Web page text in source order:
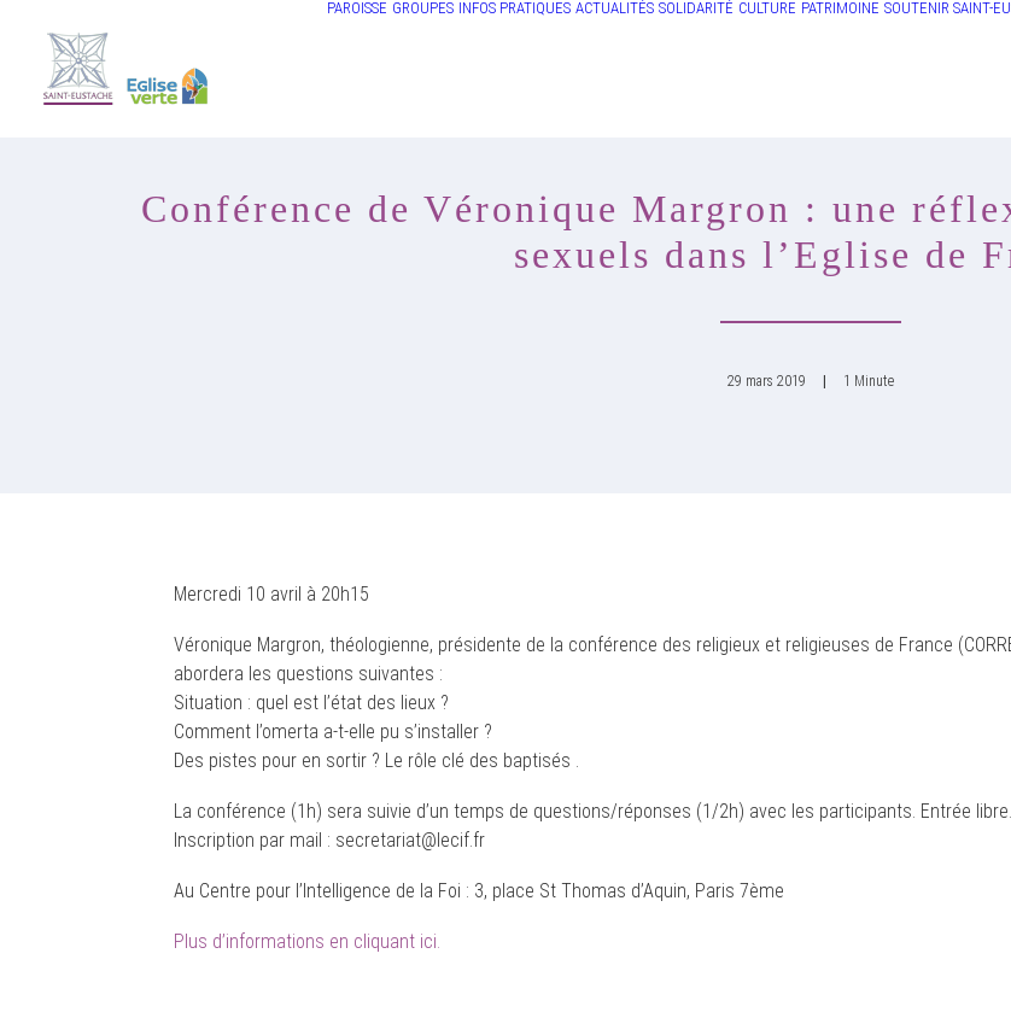
PAROISSE GROUPES INFOS PRATIQUES ACTUALITÉS SOLIDARITÉ CULTURE PATRIMOINE SOUTENIR SAINT-
Conférence de Véronique Margron : une
sexuels dans l’Eglise de
29 mars 2019 1 Minute
Mercredi 10 avril à 20h15
Véronique Margron, théologienne, présidente de la conférence des religieux et religieuses de France
abordera les questions suivantes :
Situation : quel est l’état des lieux ?
Comment l’omerta a-t-elle pu s’installer ?
Des pistes pour en sortir ? Le rôle clé des baptisés .
La conférence (1h) sera suivie d’un temps de questions/réponses (1/2h) avec les participants. Entrée libre.
Inscription par mail : secretariat@lecif.fr
Au Centre pour l’Intelligence de la Foi : 3, place St Thomas d’Aquin, Paris 7ème
Plus d’informations en cliquant ici.